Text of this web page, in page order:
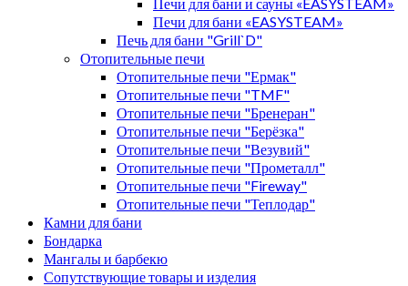
Печи для бани «EASYSTEAM»
Печь для бани "Grill`D"
Отопительные печи
Отопительные печи "Ермак"
Отопительные печи "TMF"
Отопительные печи "Бренеран"
Отопительные печи "Берёзка"
Отопительные печи "Везувий"
Отопительные печи "Прометалл"
Отопительные печи "Fireway"
Отопительные печи "Теплодар"
Камни для бани
Бондарка
Мангалы и барбекю
Сопутствующие товары и изделия